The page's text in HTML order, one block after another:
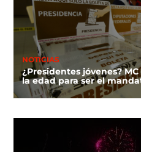
NOTICIAS
¿Presidentes jóvenes?
la edad para ser el